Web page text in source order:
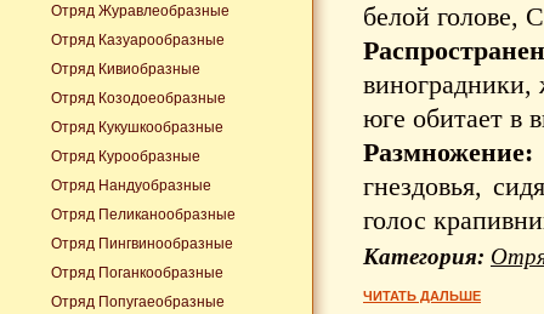
белой голове,
юге обитает в
Размножение:
гнездовья,
голос
Категория:
ЧИТАТЬ ДАЛЬШЕ
Отряд Журавлеобразные
Отряд Казуарообразные
Отряд Кивиобразные
Отряд Козодоеобразные
Отряд Кукушкообразные
Отряд Курообразные
Отряд Нандуобразные
Отряд Пеликанообразные
Отряд Пингвинообразные
Отряд Поганкообразные
Отряд Попугаеобразные